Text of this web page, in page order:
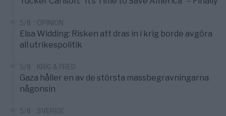
5/8 OPINION
Elsa Widding: Risken att dras in i krig borde avgöra
all utrikespolitik
5/8 KRIG & FRED
Gaza håller en av de största massbegravningarna
någonsin
5/8 SVERIGE